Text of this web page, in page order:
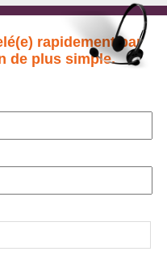
rapidement par
de plus simple.